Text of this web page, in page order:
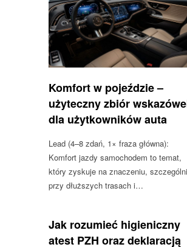
Komfort w pojeździe –
użyteczny zbiór
dla użytkowników auta
Lead (4–8 zdań, 1× fraza główna):
Komfort jazdy samochodem to temat,
który zyskuje na znaczeniu,
przy dłuższych trasach i…
Jak rozumieć higieniczny
atest PZH oraz deklaracją